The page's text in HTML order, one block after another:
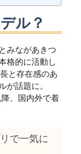
ル？
みながあきつ
格的に活動し
と存在感のあ
が話題に。
、国内外で着
で一気に